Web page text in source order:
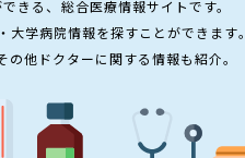
きる、総合医療情報サイトです。
学病院情報を探すことができます。
他ドクターに関する情報も紹介。